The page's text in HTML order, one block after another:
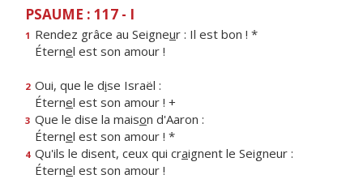
PSAUME : 117 - I
1 Rendez grâce au Seigneur : Il est bon ! *
Éternel est son amour !
2 Oui, que le dise Israël :
Éternel est son amour ! +
3 Que le dise la maison d'Aaron :
Éternel est son amour ! *
4 Qu'ils le disent, ceux qui craignent le Seigneur :
Éternel est son amour !